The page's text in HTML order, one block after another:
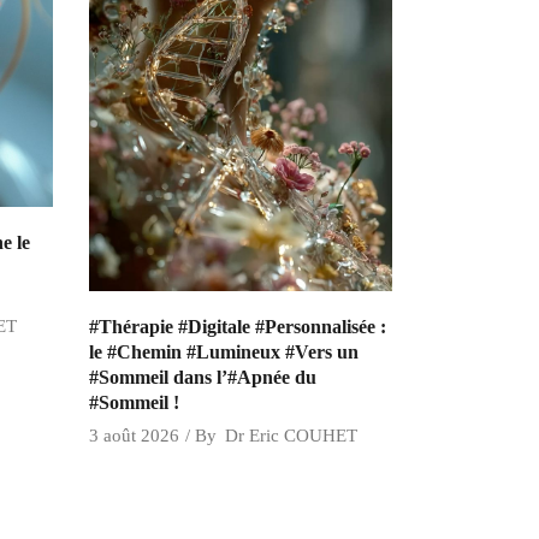
le
#Thérapie #Digitale #Personnalisée :
le #Chemin #Lumineux #Vers un
#Sommeil dans l’#Apnée du
#Sommeil !
3 août 2026 By Dr Eric COUHET